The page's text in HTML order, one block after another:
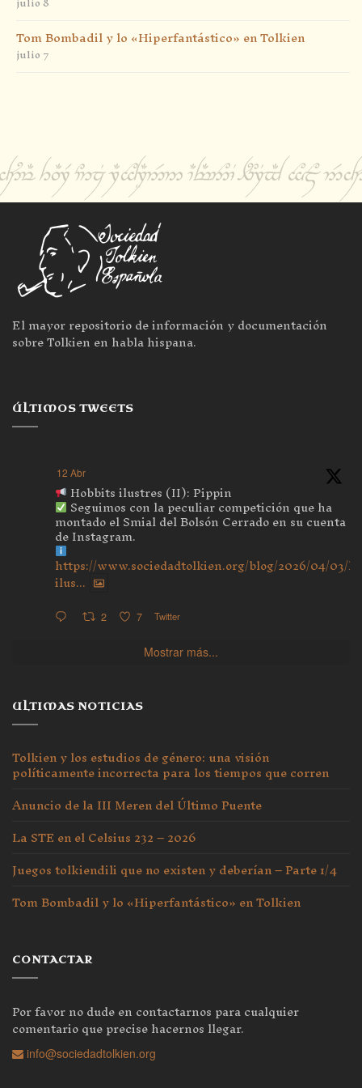
Tom Bombadil y lo «Hiperfantástico» en Tolkien
julio 7
El mayor repositorio de información y documentación
sobre Tolkien en habla hispana.
ÚLTIMOS TWEETS
12 Abr
Hobbits ilustres (II): Pippin
Seguimos con la peculiar competición que ha
montado el Smial del Bolsón Cerrado en su cuenta
de Instagram.
https://www.sociedadtolkien.org/blog/2026/04/03/
ilus...
2 7 Twitter
Mostrar más...
ULTIMAS NOTICIAS
Tolkien y los estudios de género: una visión
políticamente incorrecta para los tiempos que corren
Anuncio de la III Meren del Último Puente
La STE en el Celsius 232 – 2026
Juegos tolkiendili que no existen y deberían – Parte 1/4
Tom Bombadil y lo «Hiperfantástico» en Tolkien
CONTACTAR
Por favor no dude en contactarnos para cualquier
comentario que precise hacernos llegar.
info@sociedadtolkien.org